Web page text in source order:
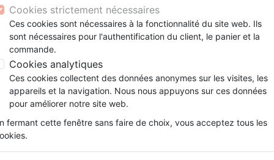
Segond 21
Segond
NEG
Famille, couple
Souffrance, Relation d'aide
Santé
Couple
Méditations
Souffrance, Relation d'aide
Psychologie
ans
Bibles jeunesse
Latino, Folk
Soul
Instrumental
Louange, Adoration
Hardrock, Métal
conférences
Documentaires, reportages
Accessoires de Bible
Papeterie
Scientologie (La) - Une secte dangereuse
La scientologie
Auteur :Paul Ranc
RéférenceCONT1008 EAN9782882110084
Description
Etude sérieuse et bien documentée,
doctrines avancées par la scientologie et
Cookies strictement nécessaires
Ces cookies sont nécessaires à la fonctionnalité du site web. Ils
sont nécessaires pour l'authentification du client, le panier et la
commande.
Cookies analytiques
Ces cookies collectent des données anonymes sur les visites, les
appareils et la navigation. Nous nous appuyons sur ces données
pour améliorer notre site web.
fermant cette fenêtre sans faire de choix, vous acceptez tous les